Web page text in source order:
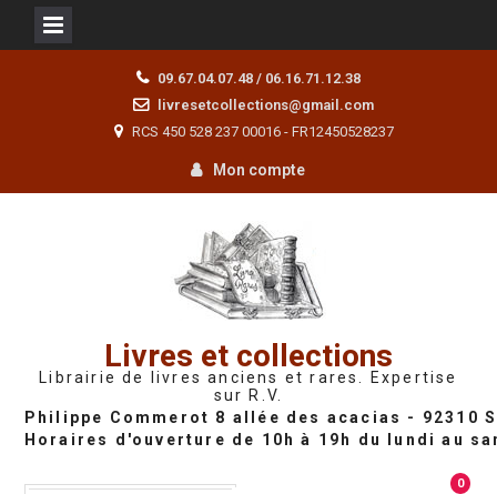
09.67.04.07.48 / 06.16.71.12.38
livresetcollections@gmail.com
RCS 450 528 237 00016 - FR12450528237
Mon compte
Livres et collections
Librairie de livres anciens et rares. Expertise
sur R.V.
0